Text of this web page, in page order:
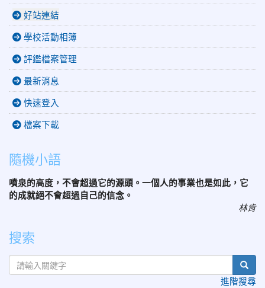
好站連結
學校活動相簿
評鑑檔案管理
最新消息
快速登入
檔案下載
隨機小語
噴泉的高度，不會超過它的源頭。一個人的事業也是如此，它
的成就絕不會超過自己的信念。
林肯
搜索
進階搜尋